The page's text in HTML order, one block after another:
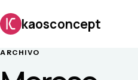
kaosconcept
ARCHIVO